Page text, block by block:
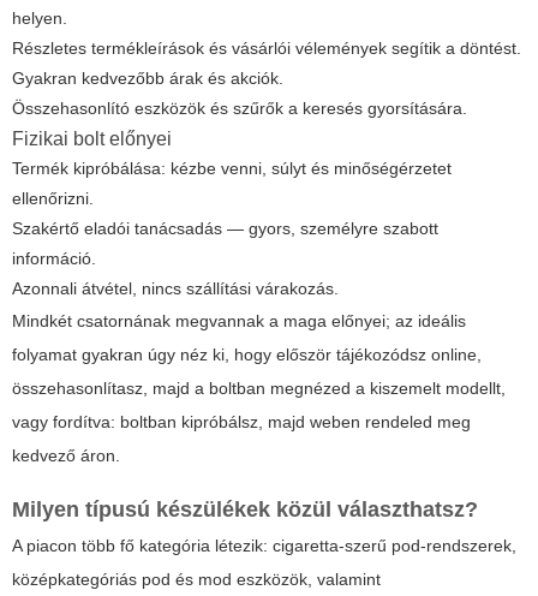
helyen.
Részletes termékleírások és vásárlói vélemények segítik a döntést.
Gyakran kedvezőbb árak és akciók.
Összehasonlító eszközök és szűrők a keresés gyorsítására.
Fizikai bolt előnyei
Termék kipróbálása: kézbe venni, súlyt és minőségérzetet
ellenőrizni.
Szakértő eladói tanácsadás — gyors, személyre szabott
információ.
Azonnali átvétel, nincs szállítási várakozás.
Mindkét csatornának megvannak a maga előnyei; az ideális
folyamat gyakran úgy néz ki, hogy először tájékozódsz online,
összehasonlítasz, majd a boltban megnézed a kiszemelt modellt,
vagy fordítva: boltban kipróbálsz, majd weben rendeled meg
kedvező áron.
Milyen típusú készülékek közül választhatsz?
A piacon több fő kategória létezik: cigaretta-szerű pod-rendszerek,
középkategóriás pod és mod eszközök, valamint